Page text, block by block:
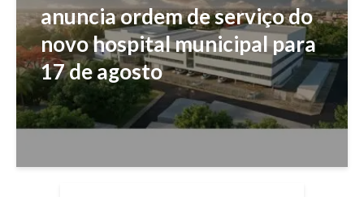
anuncia ordem de serviço do
novo hospital municipal para
17 de agosto